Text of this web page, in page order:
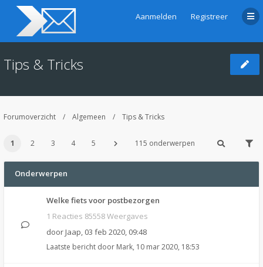
Aanmelden Registreer
Tips & Tricks
Forumoverzicht Algemeen Tips & Tricks
1 2 3 4 5 115 onderwerpen
Onderwerpen
Welke fiets voor postbezorgen
1 Reacties 85558 Weergaves
door Jaap, 03 feb 2020, 09:48
Laatste bericht door Mark, 10 mar 2020, 18:53